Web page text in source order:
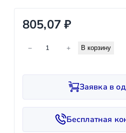
805,07₽
е
− + В корзину
Заявка в
Бесплатная